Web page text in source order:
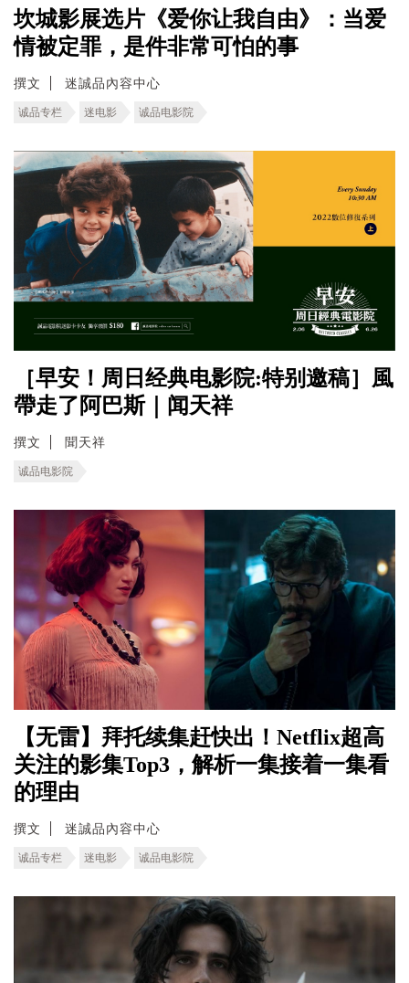
坎城影展选片《爱你让我自由》：当爱
情被定罪，是件非常可怕的事
撰文 迷誠品內容中心
诚品专栏 迷电影 诚品电影院
［早安！周日经典电影院:特别邀稿］風
帶走了阿巴斯｜闻天祥
撰文 聞天祥
诚品电影院
【无雷】拜托续集赶快出！Netflix超高
关注的影集Top3，解析一集接着一集看
的理由
撰文 迷誠品內容中心
诚品专栏 迷电影 诚品电影院